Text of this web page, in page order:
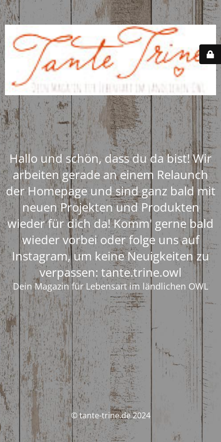
Hallo und schön, dass du da bist! Wir
arbeiten gerade an einem Relaunch
der Homepage und sind ganz bald mit
neuen Projekten und Produkten
wieder für dich da! Komm' gerne bald
wieder vorbei oder folge uns auf
Instagram, um keine Neuigkeiten zu
verpassen: tante.trine.owl
Dein Magazin für Lebensart im ländlichen OWL
© tante-trine.de 2024